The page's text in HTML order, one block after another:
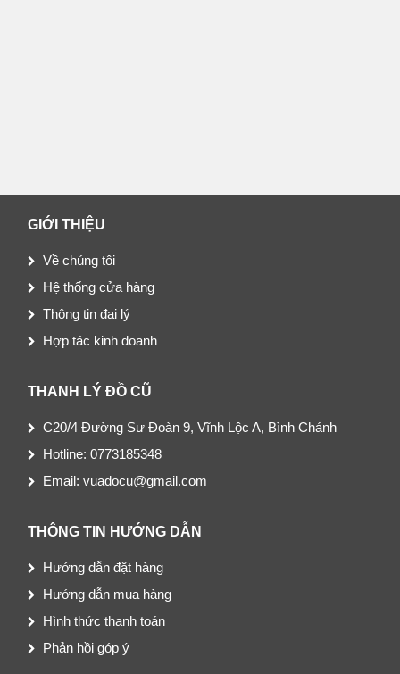
GIỚI THIỆU
Về chúng tôi
Hệ thống cửa hàng
Thông tin đại lý
Hợp tác kinh doanh
THANH LÝ ĐỒ CŨ
C20/4 Đường Sư Đoàn 9, Vĩnh Lộc A, Bình Chánh
Hotline: 0773185348
Email: vuadocu@gmail.com
THÔNG TIN HƯỚNG DẪN
Hướng dẫn đặt hàng
Hướng dẫn mua hàng
Hình thức thanh toán
Phản hồi góp ý